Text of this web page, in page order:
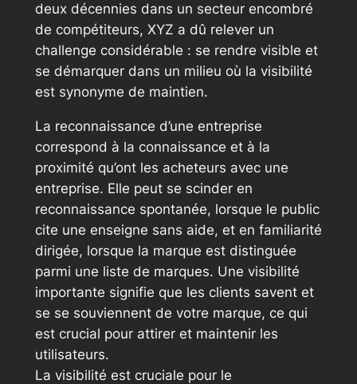
deux décennies dans un secteur encombré
de compétiteurs, XYZ a dû relever un
challenge considérable : se rendre visible et
se démarquer dans un milieu où la visibilité
est synonyme de maintien.
La reconnaissance d’une entreprise
correspond à la connaissance et à la
proximité qu’ont les acheteurs avec une
entreprise. Elle peut se scinder en
reconnaissance spontanée, lorsque le public
cite une enseigne sans aide, et en familiarité
dirigée, lorsque la marque est distinguée
parmi une liste de marques. Une visibilité
importante signifie que les clients savent et
se se souviennent de votre marque, ce qui
est crucial pour attirer et maintenir les
utilisateurs.
La visibilité est cruciale pour le